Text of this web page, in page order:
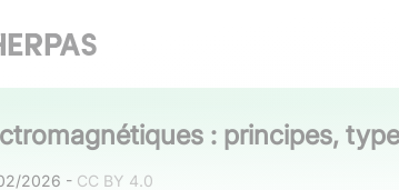
: principes,
2026 - CC BY 4.0